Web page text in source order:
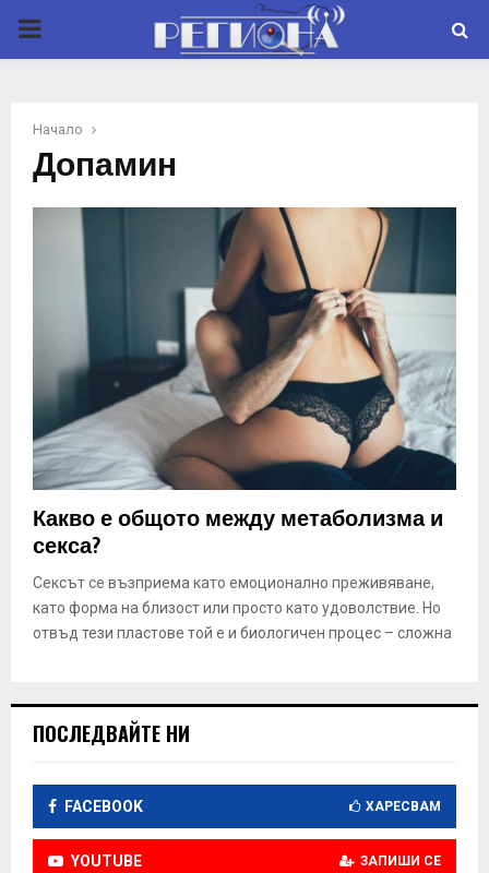
P
M
Y
M
N
U
Начало
Допамин
Какво е общото между метаболизма и
секса?
Сексът се възприема като емоционално преживяване,
като форма на близост или просто като удоволствие. Но
отвъд тези пластове той е и биологичен процес – сложна
ПОСЛЕДВАЙТЕ НИ
FACEBOOK ХАРЕСВАМ
YOUTUBE ЗАПИШИ СЕ